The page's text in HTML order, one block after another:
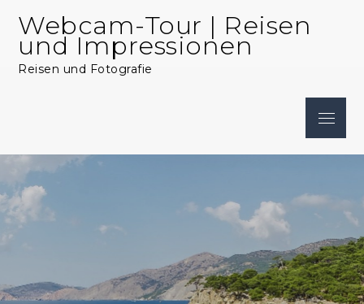
content
Webcam-Tour | Reisen
und Impressionen
Reisen und Fotografie
Menu